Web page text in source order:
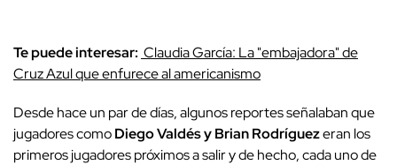
Te puede interesar: Claudia García: La "embajadora" de
Cruz Azul que enfurece al americanismo
Desde hace un par de días, algunos reportes señalaban que
jugadores comoDiego Valdés y Brian Rodríguezeran los
primeros jugadores próximos a salir y de hecho, cada uno de